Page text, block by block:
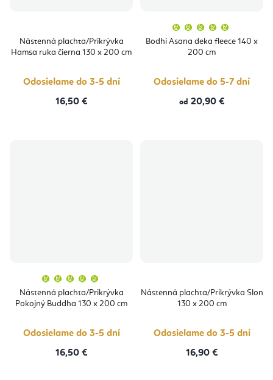
Nástenná plachta/Prikrývka
Hamsa ruka čierna 130 x 200 cm
Odosielame do 3-5 dní
16,50 €
Bodhi Asana deka fleece 140 x
200 cm
produktu
je
Odosielame do 5-7 dní
od 20,90 €
Nástenná plachta/Prikrývka
Pokojný Buddha 130 x 200 cm
produktu
je
5,0
hviezdičiek.
Odosielame do 3-5 dní
16,50 €
Nástenná plachta/Prikrývka Slon
130 x 200 cm
Odosielame do 3-5 dní
16,90 €